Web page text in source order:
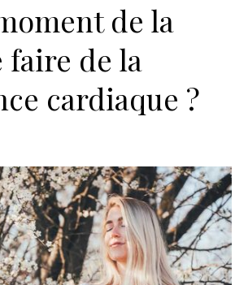
de la
faire de la
cardiaque ?